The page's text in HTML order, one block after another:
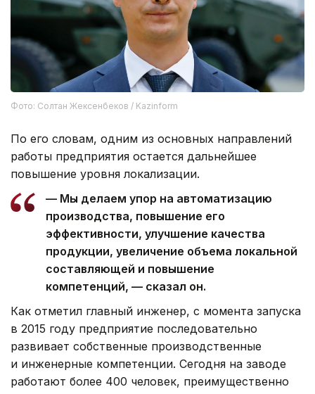
Фото: Солтан Жексенбеков / Kazinform
По его словам, одним из основных направлений
работы предприятия остается дальнейшее
повышение уровня локализации.
— Мы делаем упор на автоматизацию
производства, повышение его
эффективности, улучшение качества
продукции, увеличение объема локальной
составляющей и повышение
компетенций, — сказал он.
Как отметил главный инженер, с момента запуска
в 2015 году предприятие последовательно
развивает собственные производственные
и инженерные компетенции. Сегодня на заводе
работают более 400 человек, преимущественно